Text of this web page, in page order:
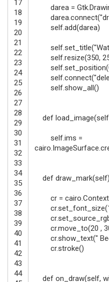
17
18
19
20
21
22
23
24
25
26
27
28
29
30
31
32
33
34
35
36
37
38
39
40
41
42
43
44
darea = Gtk.
darea.connect(
self.add(darea)
self.set_title(
self.resize(350,
self.set_position(
self.connect(
self.show_all ()
def load_image(self
self.ims =
cairo. ImageSurface.
def draw_mark(self)
cr = cairo.Context
cr.set_font_size(
cr.
cr.move_to(20 ,
cr.show_text("
cr.stroke()
def on_draw(self,